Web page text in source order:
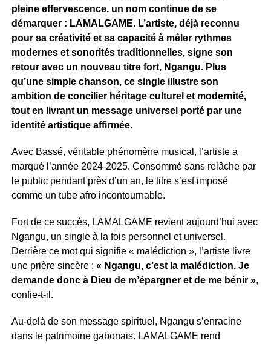
pleine effervescence, un nom continue de se
démarquer : LAMALGAME. L’artiste, déjà reconnu
pour sa créativité et sa capacité à mêler rythmes
modernes et sonorités traditionnelles, signe son
retour avec un nouveau titre fort, Ngangu. Plus
qu’une simple chanson, ce single illustre son
ambition de concilier héritage culturel et modernité,
tout en livrant un message universel porté par une
identité artistique affirmée.
Avec Bassé, véritable phénomène musical, l’artiste a
marqué l’année 2024-2025. Consommé sans relâche par
le public pendant près d’un an, le titre s’est imposé
comme un tube afro incontournable.
Fort de ce succès, LAMALGAME revient aujourd’hui avec
Ngangu, un single à la fois personnel et universel.
Derrière ce mot qui signifie « malédiction », l’artiste livre
une prière sincère : « Ngangu, c’est la malédiction. Je
demande donc à Dieu de m’épargner et de me bénir »,
confie-t-il.
Au-delà de son message spirituel, Ngangu s’enracine
dans le patrimoine gabonais. LAMALGAME rend